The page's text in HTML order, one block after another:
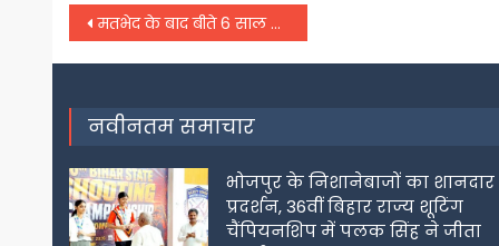
Post
navigation
मतभेद के बाद बीते 6 साल में चौथी बार नजदीक आए अखिलेश और शिवपाल
नवीनतम समाचार
भोजपुर के निशानेबाजों का शानदार
प्रदर्शन, 36वीं बिहार राज्य शूटिंग
चैंपियनशिप में पलक सिंह ने जीता